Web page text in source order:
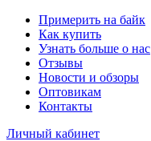
Примерить на байк
Как купить
Узнать больше о нас
Отзывы
Новости и обзоры
Оптовикам
Контакты
Личный кабинет